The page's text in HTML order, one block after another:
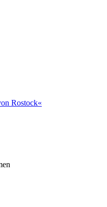
Rostock«